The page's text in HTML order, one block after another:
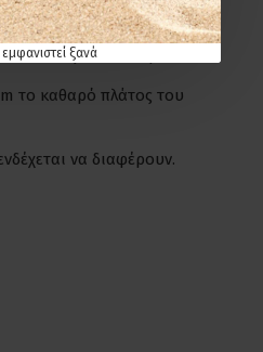
ξανά
πάντα απόστήριγμα σε
υφάσματος είναι κατά
πλάτος του Ρόλερ.
το καθαρό πλάτος του
να διαφέρουν.